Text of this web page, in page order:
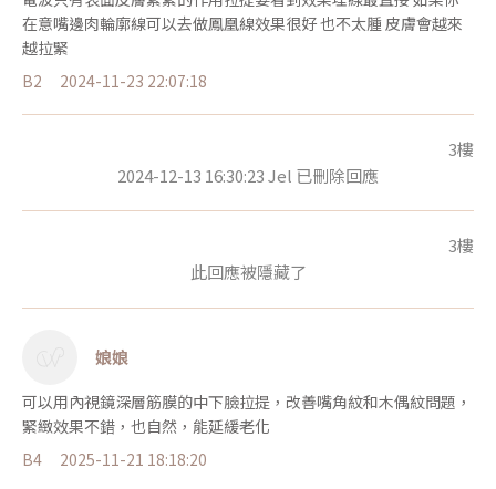
在意嘴邊肉輪廓線可以去做鳳凰線效果很好 也不太腫 皮膚會越來
越拉緊
B2
2024-11-23 22:07:18
3樓
2024-12-13 16:30:23 Jel 已刪除回應
3樓
此回應被隱藏了
娘娘
可以用內視鏡深層筋膜的中下臉拉提，改善嘴角紋和木偶紋問題，
緊緻效果不錯，也自然，能延緩老化
B4
2025-11-21 18:18:20